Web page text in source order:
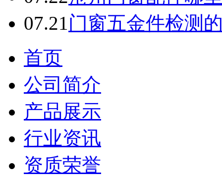
07.21门窗五金件检测
首页
公司简介
产品展示
行业资讯
资质荣誉